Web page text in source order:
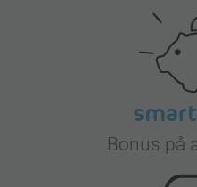
Bonus på